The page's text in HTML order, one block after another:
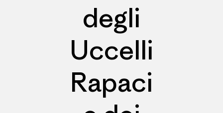
degli
Uccelli
Rapaci